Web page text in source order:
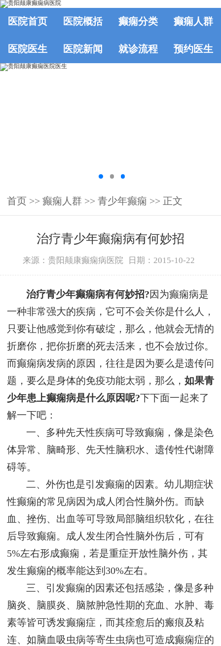
医院首页 医院概括 癫痫分类 癫痫人群
医院医生 医院新闻 就诊流程 预约医生
首页 >> 癫痫人群 >> 青少年癫痫 >> 正文
治疗青少年癫痫病有何妙招
来源：贵阳颠康癫痫病医院 日期：2015-10-22
治疗青少年癫痫病有何妙招? 因为癫痫病是
一种非常强大的疾病，它可不会关你是什么人，
只要让他感觉到你有破绽，那么，他就会无情的
折磨你，把你折磨的死去活来，也不会放过你。
而癫痫病发病的原因，往往是因为要么是遗传问
题，要么是身体的免疫功能太弱，那么， 如果青
少年患上癫痫病是什么原因呢?下下面一起来了
解一下吧：
一、多种先天性疾病可导致癫痫，像是染色
体异常、脑畸形、先天性脑积水、遗传性代谢障
碍等。
二、外伤也是引发癫痫的因素。幼儿期症状
性癫痫的常见病因为成人闭合性脑外伤。而缺
血、挫伤、出血等可导致局部脑组织软化，在往
后导致癫痫。成人发生闭合性脑外伤后，可有
5%左右形成癫痫，若是重症开放性脑外伤，其
发生癫痫的概率能达到30%左右。
三、引发癫痫的因素还包括感染，像是多种
脑炎、脑膜炎、脑脓肿急性期的充血、水肿、毒
素等皆可诱发癫痫症，而其痊愈后的瘢痕及粘
连、如脑血吸虫病等寄生虫病也可造成癫痫症的